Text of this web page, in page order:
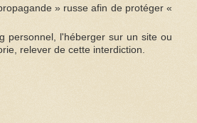
» russe afin de protéger «
personnel, l'héberger sur un site ou
relever de cette interdiction.